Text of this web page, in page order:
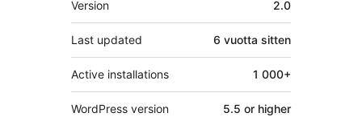
Version 2.0
Last updated 6 vuotta sitten
Active installations 1 000+
WordPress version 5.5 or higher